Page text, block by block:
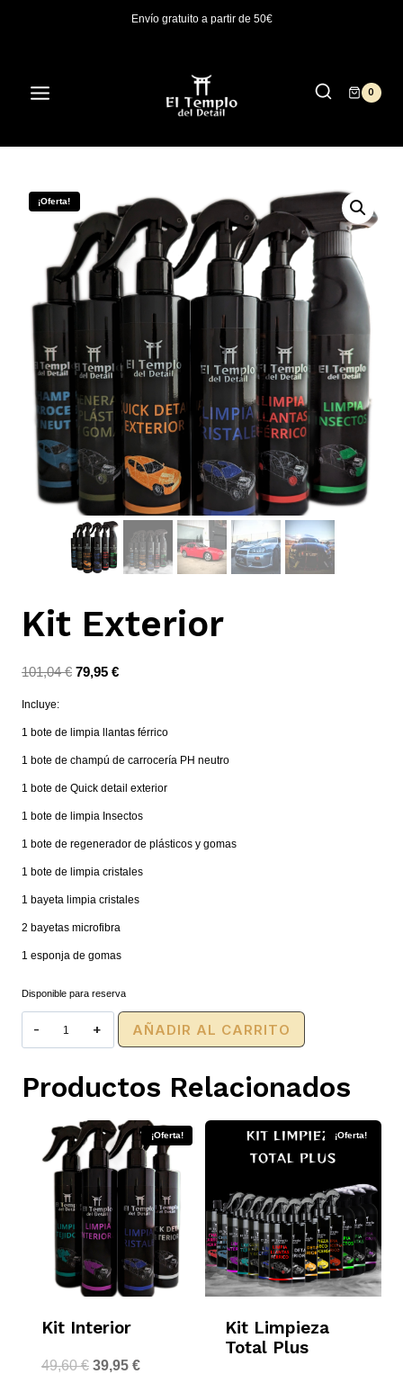
Envío gratuito a partir de 50€
0
¡Oferta!
Kit Exterior
101,04€ 79,95 €
Incluye:
1 bote de limpia llantas férrico
1 bote de champú de carrocería PH neutro
1 bote de Quick detail exterior
1 bote de limpia Insectos
1 bote de regenerador de plásticos y gomas
1 bote de limpia cristales
1 bayeta limpia cristales
2 bayetas microfibra
1 esponja de gomas
Disponible para reserva
exterior
AÑADIR AL CARRITO
Productos Relacionados
¡Oferta!
Kit Interior
49,60€ 39,95 €
¡Oferta!
Kit Limpieza
Total Plus